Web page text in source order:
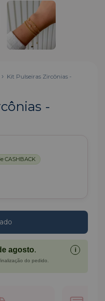
Kit Pulseiras Zircônias -
-
CASHBACK
agosto. i
do pedido.